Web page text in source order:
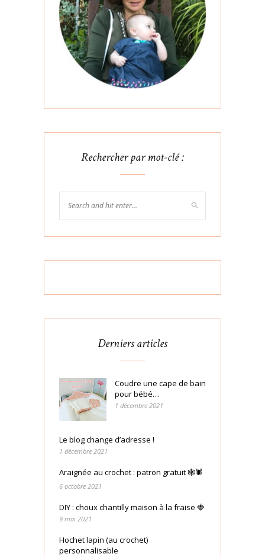
Rechercher par mot-clé :
Derniers articles
Coudre une cape de bain
pour bébé…
1 décembre 2021
Le blog change d’adresse !
1 décembre 2021
Araignée au crochet : patron gratuit 🕸🕷
6 octobre 2021
DIY : choux chantilly maison à la fraise 🍓
9 mai 2021
Hochet lapin (au crochet)
personnalisable